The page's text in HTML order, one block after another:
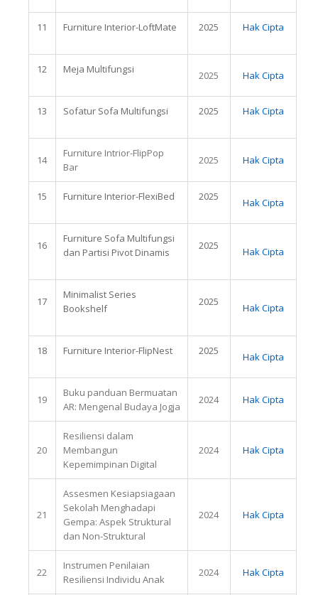
11 Furniture Interior-LoftMate 2025 Hak Cipta
12 Meja Multifungsi 2025 Hak Cipta
13 Sofatur Sofa Multifungsi 2025 Hak Cipta
14
Furniture Intrior-FlipPop
Bar
2025 Hak Cipta
15 Furniture Interior-FlexiBed 2025 Hak Cipta
16
Furniture Sofa Multifungsi
dan Partisi Pivot Dinamis
2025 Hak Cipta
17
Minimalist Series
Bookshelf
2025 Hak Cipta
18 Furniture Interior-FlipNest 2025 Hak Cipta
19
Buku panduan Bermuatan
AR: Mengenal Budaya Jogja
2024 Hak Cipta
20
Resiliensi dalam
Membangun
Kepemimpinan Digital
2024 Hak Cipta
21
Assesmen Kesiapsiagaan
Sekolah Menghadapi
Gempa: Aspek Struktural
dan Non-Struktural
2024 Hak Cipta
22
Instrumen Penilaian
Resiliensi Individu Anak
2024 Hak Cipta